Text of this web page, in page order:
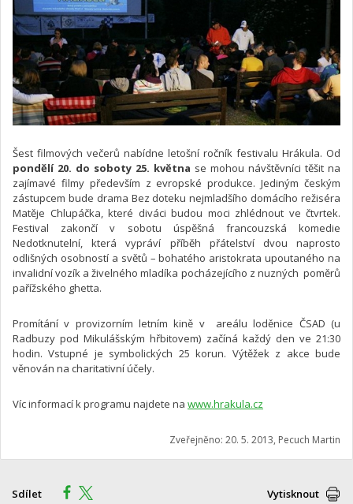
Šest filmových večerů nabídne letošní ročník festivalu Hrákula. Od
pondělí 20. do soboty 25. května se mohou návštěvníci těšit na
zajímavé filmy především z evropské produkce. Jediným českým
zástupcem bude drama Bez doteku nejmladšího domácího režiséra
Matěje Chlupáčka, které diváci budou moci zhlédnout ve čtvrtek.
Festival zakončí v sobotu úspěšná francouzská komedie
Nedotknutelní, která vypráví příběh přátelství dvou naprosto
odlišných osobností a světů – bohatého aristokrata upoutaného na
invalidní vozík a živelného mladíka pocházejícího z nuzných poměrů
pařížského ghetta.
Promítání v provizorním letním kině v areálu loděnice ČSAD (u
Radbuzy pod Mikulášským hřbitovem) začíná každý den ve 21:30
hodin. Vstupné je symbolických 25 korun. Výtěžek z akce bude
věnován na charitativní účely.
Víc informací k programu najdete na www.hrakula.cz
Zveřejněno: 20. 5. 2013, Pecuch Martin
Sdílet Vytisknout